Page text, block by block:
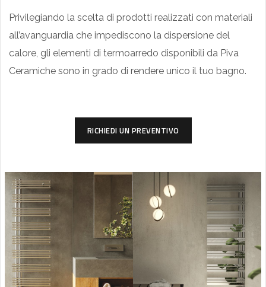
Privilegiando la scelta di prodotti realizzati con materiali
all’avanguardia che impediscono la dispersione del
calore, gli elementi di termoarredo disponibili da Piva
Ceramiche sono in grado di rendere unico il tuo bagno.
RICHIEDI UN PREVENTIVO